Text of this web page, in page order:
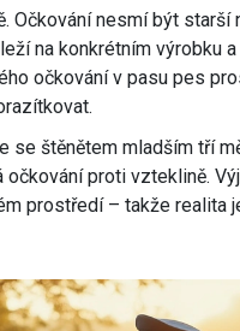
Očkování nesmí být starší
na konkrétním výrobku
očkování v pasu pes
se štěnětem mladším tří
očkování proti vzteklině.
prostředí – takže realita